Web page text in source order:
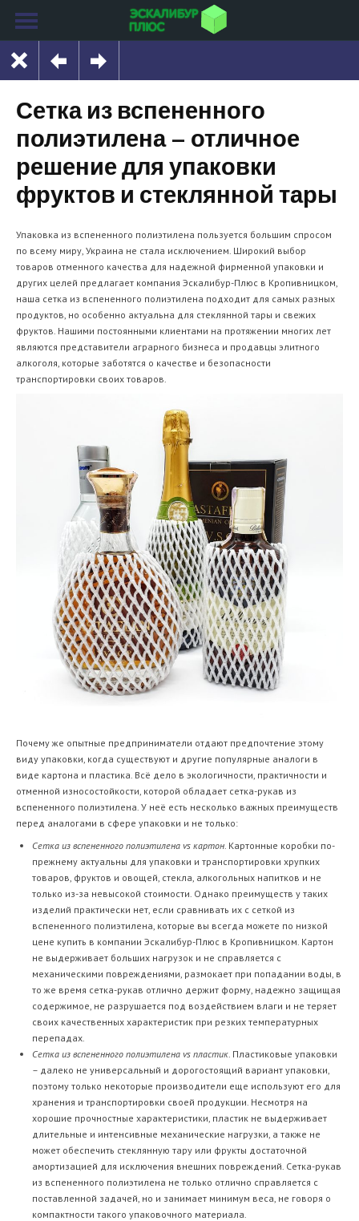
Сетка из вспененного
полиэтилена – отличное
решение для упаковки
фруктов и стеклянной тары
Упаковка из вспененного полиэтилена пользуется большим спросом
по всему миру, Украина не стала исключением. Широкий выбор
товаров отменного качества для надежной фирменной упаковки и
других целей предлагает компания Эскалибур-Плюс в Кропивницком,
наша сетка из вспененного полиэтилена подходит для самых разных
продуктов, но особенно актуальна для стеклянной тары и свежих
фруктов. Нашими постоянными клиентами на протяжении многих лет
являются представители аграрного бизнеса и продавцы элитного
алкоголя, которые заботятся о качестве и безопасности
транспортировки своих товаров.
Почему же опытные предприниматели отдают предпочтение этому
виду упаковки, когда существуют и другие популярные аналоги в
виде картона и пластика. Всё дело в экологичности, практичности и
отменной износостойкости, которой обладает сетка-рукав из
вспененного полиэтилена. У неё есть несколько важных преимуществ
перед аналогами в сфере упаковки и не только:
Сетка из вспененного полиэтилена vs картон. Картонные коробки по-
прежнему актуальны для упаковки и транспортировки хрупких
товаров, фруктов и овощей, стекла, алкогольных напитков и не
только из-за невысокой стоимости. Однако преимуществ у таких
изделий практически нет, если сравнивать их с сеткой из
вспененного полиэтилена, которые вы всегда можете по низкой
цене купить в компании Эскалибур-Плюс в Кропивницком. Картон
не выдерживает больших нагрузок и не справляется с
механическими повреждениями, размокает при попадании воды, в
то же время сетка-рукав отлично держит форму, надежно защищая
содержимое, не разрушается под воздействием влаги и не теряет
своих качественных характеристик при резких температурных
перепадах.
Сетка из вспененного полиэтилена vs пластик. Пластиковые упаковки
– далеко не универсальный и дорогостоящий вариант упаковки,
поэтому только некоторые производители еще используют его для
хранения и транспортировки своей продукции. Несмотря на
хорошие прочностные характеристики, пластик не выдерживает
длительные и интенсивные механические нагрузки, а также не
может обеспечить стеклянную тару или фрукты достаточной
амортизацией для исключения внешних повреждений. Сетка-рукав
из вспененного полиэтилена не только отлично справляется с
поставленной задачей, но и занимает минимум веса, не говоря о
компактности такого упаковочного материала.